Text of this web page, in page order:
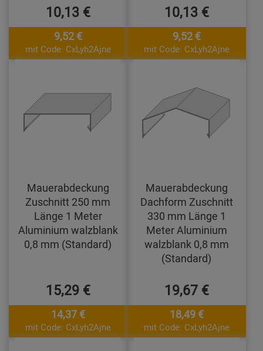
10,13 €
9,52 €
mit Code: CxLyh2Ajne
10,13 €
9,52 €
mit Code: CxLyh2Ajne
Mauerabdeckung
Zuschnitt 250 mm
Länge 1 Meter
Aluminium walzblank
0,8 mm (Standard)
15,29 €
14,37 €
mit Code: CxLyh2Ajne
Mauerabdeckung
Dachform Zuschnitt
330 mm Länge 1
Meter Aluminium
walzblank 0,8 mm
(Standard)
19,67 €
18,49 €
mit Code: CxLyh2Ajne